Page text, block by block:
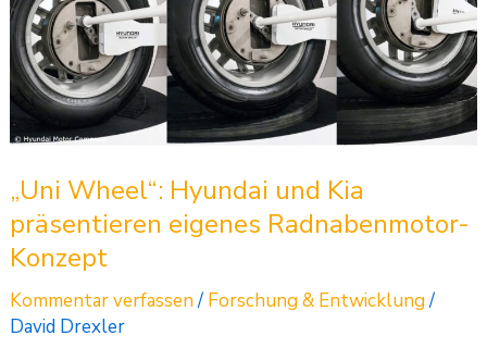
„Uni Wheel“: Hyundai und Kia
präsentieren eigenes Radnabenmotor-
Konzept
Kommentar verfassen/ Forschung & Entwicklung/
David Drexler
und
Kia
präsentieren
eigenes
Radnabenmotor-